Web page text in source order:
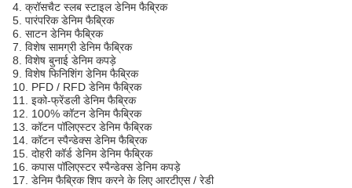
4. क्रॉसचैट स्लब स्टाइल डेनिम फैब्रिक
5. पारंपरिक डेनिम फैब्रिक
6. साटन डेनिम फैब्रिक
7. विशेष सामग्री डेनिम फैब्रिक
8. विशेष बुनाई डेनिम कपड़े
9. विशेष फिनिशिंग डेनिम फैब्रिक
10. PFD / RFD डेनिम फैब्रिक
11. इको-फ्रेंडली डेनिम फैब्रिक
12. 100% कॉटन डेनिम फैब्रिक
13. कॉटन पॉलिएस्टर डेनिम फैब्रिक
14. कॉटन स्पैन्डेक्स डेनिम फैब्रिक
15. दोहरी कॉर्ड डेनिम डेनिम फैब्रिक
16. कपास पॉलिएस्टर स्पैन्डेक्स डेनिम कपड़े
17. डेनिम फैब्रिक शिप करने के लिए आरटीएस / रेडी